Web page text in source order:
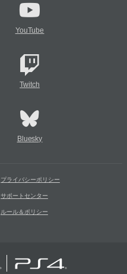
YouTube
Twitch
Bluesky
プライバシーポリシー
サポートセンター
ルール＆ポリシー